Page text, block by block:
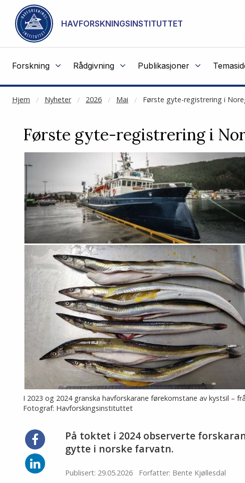
Gå til hovedinnhold
HAVFORSKNINGSINSTITUTTET
Forskning Rådgivning Publikasjoner
Hjem Nyheter 2026 Mai Første gyte-registrering i
NOT CACHED
Første gyte-registrering i
I 2023 og 2024 granska havforskarane førekomstane av kystsil –
Fotograf: Havforskingsinstituttet
På toktet i 2024 observerte
gytte i norske farvatn.
Publisert: 29.05.2026 Forfatter: Bente Kjøllesdal
Del
på
Facebook
Del
på